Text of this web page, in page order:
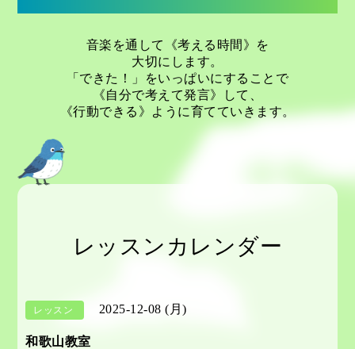
音楽を通して《考える時間》を
大切にします。
「できた！」をいっぱいにすることで
《自分で考えて発言》して、
《行動できる》ように育てていきます。
レッスンカレンダー
レッスン 2025-12-08 (月)
和歌山教室